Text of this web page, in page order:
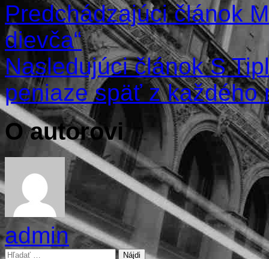
Predchádzajúci článok
dievča“
Nasledujúci článokS
peniaze späť z každého
O autorovi
admin
Hľadať: